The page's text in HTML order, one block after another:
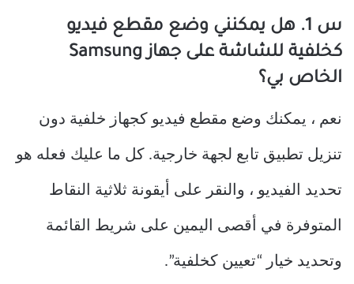
س 1. هل يمكنني وضع مقطع فيديو
كخلفية للشاشة على جهاز Samsung
الخاص بي؟
نعم ، يمكنك وضع مقطع فيديو كجهاز خلفية دون
تنزيل تطبيق تابع لجهة خارجية. كل ما عليك فعله هو
تحديد الفيديو ، والنقر على أيقونة ثلاثية النقاط
المتوفرة في أقصى اليمين على شريط القائمة
وتحديد خيار “تعيين كخلفية”.